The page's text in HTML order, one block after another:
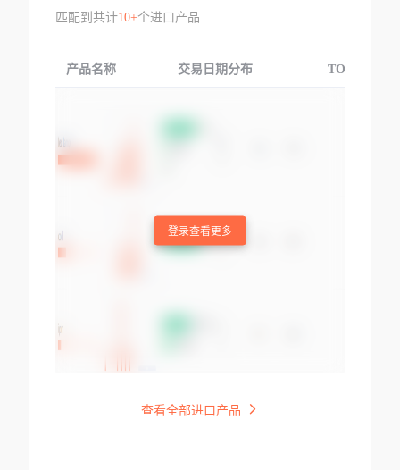
匹配到共计10+个进口产品
产品名称 交易日期分布 TOP3交易国
登录查看更多
查看全部进口产品